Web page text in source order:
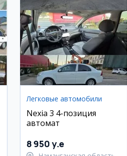
Легковые автомобили
Nexia 3 4-позиция
автомат
8 950 y.e